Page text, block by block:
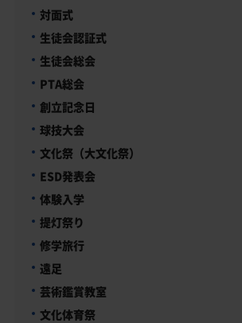
対面式
生徒会認証式
生徒会総会
PTA総会
創立記念日
球技大会
文化祭（大文化祭）
ESD発表会
体験入学
提灯祭り
修学旅行
遠足
芸術鑑賞教室
文化体育祭